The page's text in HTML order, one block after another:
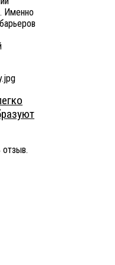
Именно
отзыв.